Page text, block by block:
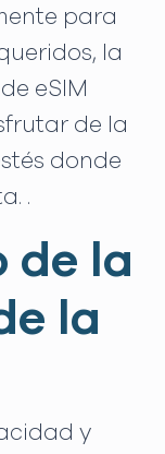
para
la
eSIM
de la
donde
.
de la
la
y